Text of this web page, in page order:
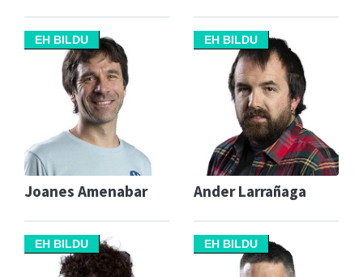
EH BILDU
Joanes Amenabar
EH BILDU
Ander Larrañaga
EH BILDU EH BILDU